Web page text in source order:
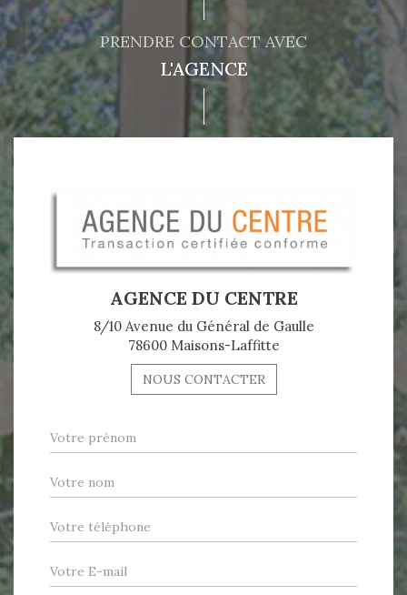
PRENDRE CONTACT AVEC
L'AGENCE
AGENCE DU CENTRE
8/10 Avenue du Général de Gaulle
78600 Maisons-Laffitte
NOUS CONTACTER